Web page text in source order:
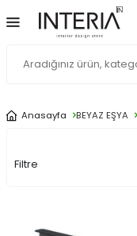
Anasayfa BEYAZ EŞYA
Filtre